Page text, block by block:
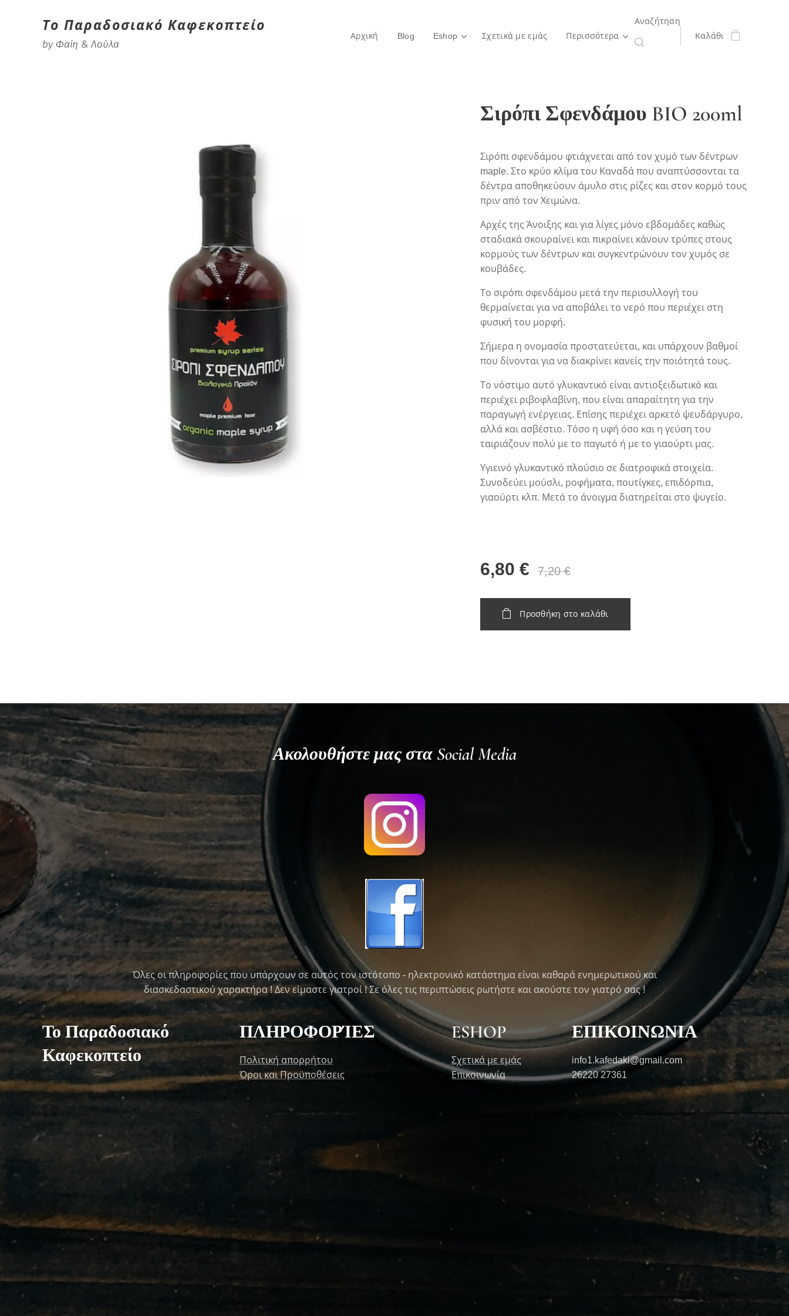
Το Παραδοσιακό Καφεκοπτείο
by Φαίη & Λούλα
Αρχική Blog Eshop Σχετικά με εμάς Περισσότερα
Αναζήτηση
Καλάθι
Σιρόπι Σφενδάμου BIO 200ml
Σιρόπι σφενδάμου φτιάχνεται από τον χυμό των δέντρων
maple. Στο κρύο κλίμα του Καναδά που αναπτύσσονται τα
δέντρα αποθηκεύουν άμυλο στις ρίζες και στον κορμό τους
πριν από τον Χειμώνα.
Αρχές της Άνοιξης και για λίγες μόνο εβδομάδες καθώς
σταδιακά σκουραίνει και πικραίνει κάνουν τρύπες στους
κορμούς των δέντρων και συγκεντρώνουν τον χυμός σε
κουβάδες.
Το σιρόπι σφενδάμου μετά την περισυλλογή του
θερμαίνεται για να αποβάλει το νερό που περιέχει στη
φυσική του μορφή.
Σήμερα η ονομασία προστατεύεται, και υπάρχουν βαθμοί
που δίνονται για να διακρίνει κανείς την ποιότητά τους.
Το νόστιμο αυτό γλυκαντικό είναι αντιοξειδωτικό και
περιέχει ριβοφλαβίνη, που είναι απαραίτητη για την
παραγωγή ενέργειας. Επίσης περιέχει αρκετό ψευδάργυρο,
αλλά και ασβέστιο. Τόσο η υφή όσο και η γεύση του
ταιριάζουν πολύ με το παγωτό ή με το γιαούρτι μας.
Υγιεινό γλυκαντικό πλούσιο σε διατροφικά στοιχεία.
Συνοδεύει μούσλι, ροφήματα, πουτίγκες, επιδόρπια,
γιαούρτι κλπ. Μετά το άνοιγμα διατηρείται στο ψυγείο.
6,80 € 7,20€
Προσθήκη στο καλάθι
Ακολουθήστε μας στα Social Media
Όλες οι πληροφορίες που υπάρχουν σε αυτός τον ιστότοπο - ηλεκτρονικό κατάστημα είναι καθαρά ενημερωτικού και
διασκεδαστικού χαρακτήρα ! Δεν είμαστε γιατροί ! Σε όλες τις περιπτώσεις ρωτήστε και ακούστε τον γιατρό σας !
Το Παραδοσιακό
Καφεκοπτείο
ΠΛΗΡΟΦΟΡΊΕΣ
Πολιτική απορρήτου
Όροι και Προϋποθέσεις
ESHOP
Σχετικά με εμάς
Επικοινωνία
ΕΠΙΚΟΙΝΩΝΙΑ
info1.kafedaki@gmail.com
26220 27361